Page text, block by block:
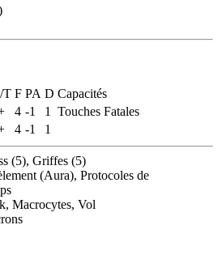
T F PA D Capacités
4 -1 1
Touches Fatales
4 -1 1
(5), Griffes (5)
(Aura), Protocoles de
Macrocytes, Vol